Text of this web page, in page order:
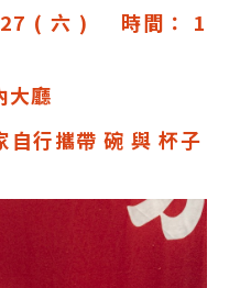
( 六 )
時間： 1
大廳
行攜帶 碗 與 杯子